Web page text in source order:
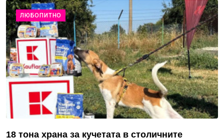
ЛЮБОПИТНО
18 тона храна за кучетата в столичните